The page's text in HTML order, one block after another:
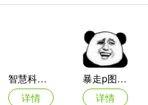
。
校等丰富多样建筑，各有独特
智慧科技平台
详情
暴走p图手机版
详情